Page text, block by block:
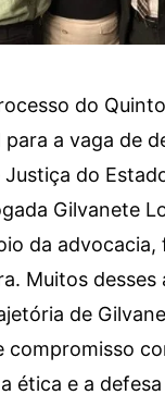
do Quinto
a vaga de
do
Gilvanete
da
Muitos desses
de
compromisso
ética e a